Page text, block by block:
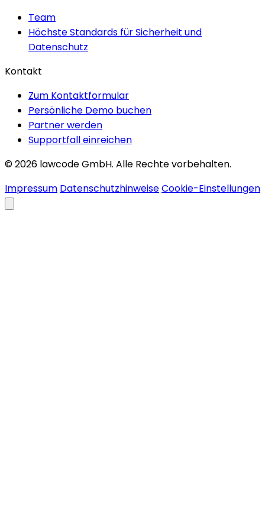
Team
Höchste Standards für Sicherheit und
Datenschutz
Kontakt
Zum Kontaktformular
Persönliche Demo buchen
Partner werden
Supportfall einreichen
© 2026 lawcode GmbH. Alle Rechte vorbehalten.
Impressum DatenschutzhinweiseCookie-Einstellungen